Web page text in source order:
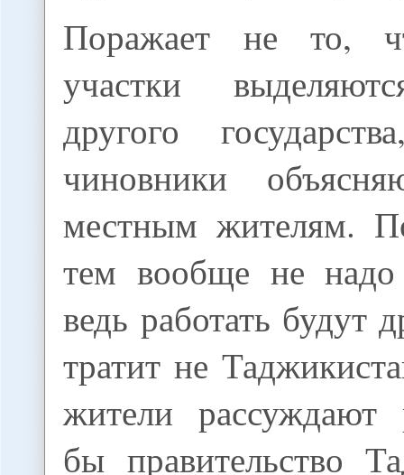
Поражает не то,
участки
другого
чиновники
местным жителям.
тем вообще не надо
ведь работать будут
тратит не
жители рассуждают
бы правительство